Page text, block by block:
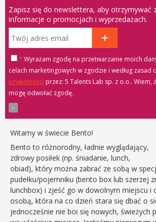
Zapisz się do newslettera, aby otrzymywać
informacje o promocjach i wyprzedażach.
* Wyrażam zgodę na przetwarzanie moich
celach marketingowych w zgodzie i według zasad
prywatności
przez: 5 Talents Lab sp. z o.o.. Wiem, że w każdej chwili
mogę odwołać zgodę.
Witamy w świecie Bento!
Bento to różnorodny, ładnie wyglądający,
zdrowy posiłek (np. śniadanie, lunch,
obiad), który można zabrać ze sobą w
pudełku/pojemniku (bento box lub szerzej
lunchbox) i zjeść go w dowolnym miejscu i
osobą, która na co dzień stara się dbać o
jednocześnie nie boi się nowych, świeżych